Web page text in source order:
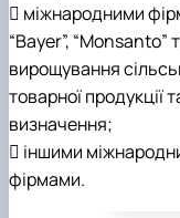
 міжнародними
“Bayer”, “Monsanto”
вирощування
товарної продукції
визначення;
 іншими
фірмами.